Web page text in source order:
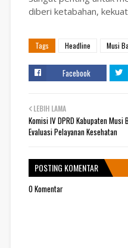
diberi ketabahan,
Tags Headline Musi
Facebook
LEBIH LAMA
Komisi IV DPRD Kabupaten Musi
Evaluasi Pelayanan Kesehatan
POSTING KOMENTAR
0 Komentar